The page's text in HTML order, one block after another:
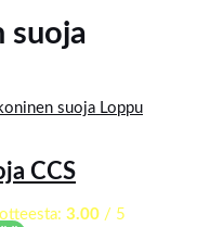
suoja
Loppu
CCS
3.00/ 5